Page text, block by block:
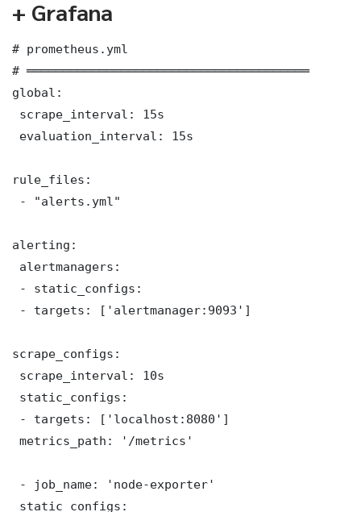
+ Grafana
# prometheus.yml
# ═══════════════════════════════════════
global:
scrape_interval: 15s
evaluation_interval: 15s
rule_files:
- "alerts.yml"
alerting:
alertmanagers:
- static_configs:
- targets: ['alertmanager:9093']
scrape_configs:
scrape_interval: 10s
static_configs:
- targets: ['localhost:8080']
metrics_path: '/metrics'
- job_name: 'node-exporter'
static_configs: